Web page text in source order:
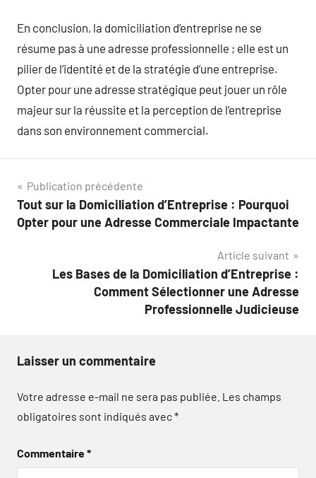
En conclusion, la domiciliation d’entreprise ne se
résume pas à une adresse professionnelle ; elle est un
pilier de l’identité et de la stratégie d’une entreprise.
Opter pour une adresse stratégique peut jouer un rôle
majeur sur la réussite et la perception de l’entreprise
dans son environnement commercial.
Navigation
de
Publication précédente
Tout sur la Domiciliation d’Entreprise : Pourquoi
Opter pour une Adresse Commerciale Impactante
Article suivant
Les Bases de la Domiciliation d’Entreprise :
Comment Sélectionner une Adresse
Professionnelle Judicieuse
Laisser un commentaire
Votre adresse e-mail ne sera pas publiée. Les champs
obligatoires sont indiqués avec*
Commentaire*